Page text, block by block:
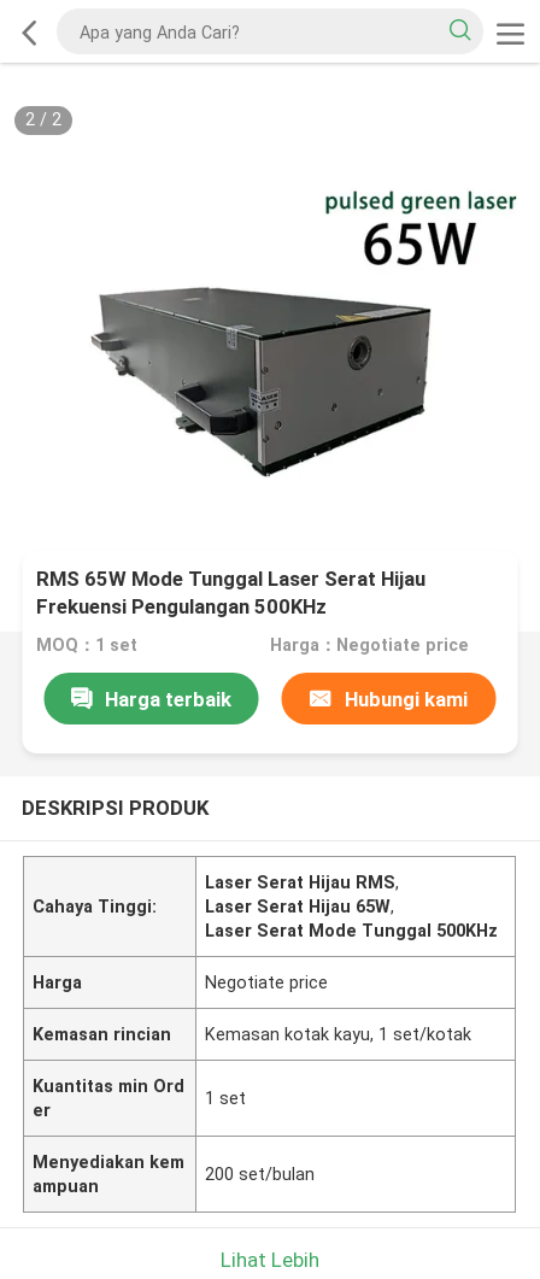
2/ 2
RMS 65W Mode Tunggal Laser Serat Hijau
Frekuensi Pengulangan 500KHz
MOQ：1 set Harga：Negotiate price
Harga terbaik Hubungi kami
DESKRIPSI PRODUK
Cahaya Tinggi:
Laser Serat Hijau RMS,
Laser Serat Hijau 65W,
Laser Serat Mode Tunggal 500KHz
Harga Negotiate price
Kemasan rincian Kemasan kotak kayu, 1 set/kotak
Kuantitas min Ord
er
1 set
Menyediakan kem
ampuan
200 set/bulan
Lihat Lebih